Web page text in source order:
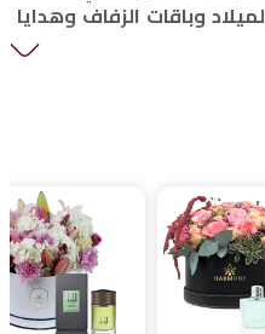
وباقات الزفاف وهدايا